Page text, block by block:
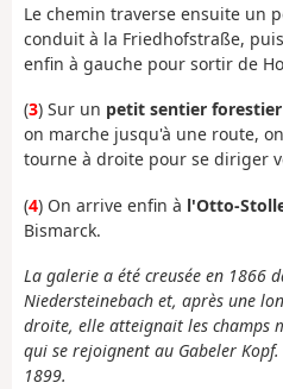
Le chemin traverse ensuite un
conduit à la Friedhofstraße,
enfin à gauche pour sortir de
(3) Sur un petit sentier forestier
on marche jusqu'à une route,
tourne à droite pour se diriger
(4) On arrive enfin à l'Otto-
Bismarck.
La galerie a été creusée en 1866
Niedersteinebach et, après une
droite, elle atteignait les champs
qui se rejoignent au Gabeler
1899.